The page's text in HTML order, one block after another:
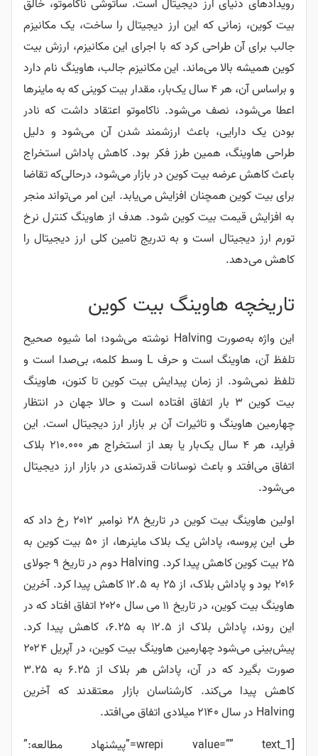
رویدادهای دنیای ارز دیجیتال است. ساتوشی ناکاموتو، خالق
بیت کوین، زمانی که این ارز دیجیتال را ساخت، یک مکانیزم
جالب برای آن طراحی کرد که با اجرای این مکانیزم، ارزش بیت
کوین همیشه بالا می‌ماند. این مکانیزم جالب، هاوینگ نام دارد
و براساس آن، هر ۴ سال یک‌بار، مقدار بیت کوینی که به ماینرها
اعطا می‌شود، نصف می‌شود. ناکاموتو اعتقاد داشت که نادر
بودن یک دارایی، باعث ارزشمند شدن آن می‌شود و دلیل
طراحی هاوینگ، همین طرز فکر بود. کاهش پاداش استخراج
باعث کاهش عرضه بیت کوین در بازار می‌شود، درحالی‌که تقاضا
برای بیت کوین همچنان افزایش می‌یابد. این امر می‌تواند منجر
به افزایش قیمت بیت کوین شود. هدف از هاوینگ کنترل نرخ
تورم ارز دیجیتال است و به تدریج تامین کلی ارز دیجیتال را
کاهش می‌دهد.
تاریخچه هاوینگ‌ بیت کوین
این واژه به‌صورت Halving نوشته می‌شود؛ اما شیوه صحیح
تلفظ آن، هاوینگ است و حرف L وسط کلمه، بی‌صدا است و
تلفظ نمی‌شود. از زمان پیدایش بیت کوین تا کنون،‌ هاوینگ
بیت کوین ۳ بار اتفاق افتاده است و حالا جهان در انتظار
چهارمین هاوینگ و تاثیرات آن بر بازار ارز دیجیتال است. این
فراید، هر ۴ سال یک‌بار یا بعد از استخراج هر ۲۱۰.۰۰۰ بلاک
اتفاق می‌افتد و باعث نوسانات قدرتمندی در بازار ارز دیجیتال
می‌شود.
اولین هاوینگ بیت کوین در تاریخ ۲۸ نوامبر ۲۰۱۲ رخ داد که
طی این پروسه، پاداش یک بلاک ماینرها، از ۵۰ بیت کوین به
۲۵ بیت کوین کاهش پیدا کرد.
Halving دوم در تاریخ ۹ جولای
۲۰۱۶ بود و پاداش بلاک، از ۲۵ به ۱۲.۵ کاهش پیدا کرد.
آخرین
هاوینگ بیت کوین، در تاریخ ۱۱ می سال ۲۰۲۰ اتفاق افتاد که در
این روند، پاداش بلاک از ۱۲.۵ به ۶.۲۵، کاهش پیدا کرد.
پیش‌بینی می‌شود چهارمین هاوینگ بیت کوین، در آپریل ۲۰۲۴
صورت بگیرد که در آن، پاداش هر بلاک از ۶.۲۵ به ۳.۲۵
کاهش پیدا می‌کند. کارشناسان بازار معتقدند که آخرین
Halving در سال ۲۱۴۰ میلادی اتفاق می‌افتد.
[wrepi value=”” text_1=”پیشنهاد مطالعه:”